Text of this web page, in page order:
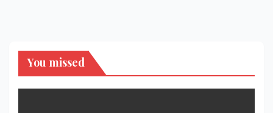
You missed